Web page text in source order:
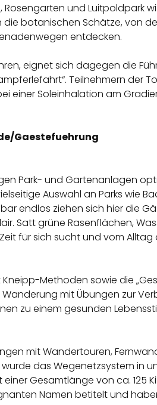
und Luitpoldpark
die botanischen Schätze, von
entdecken.
eignet sich dagegen die
Teilnehmern der
einer Soleinhalation am
Gaestefuehrung
Park- und Gartenanlagen
Auswahl an Parks wie
endlos ziehen sich hier die
Satt grüne Rasenflächen,
für sich sucht und vom
Methoden sowie die
mit Übungen zur
zu einem gesunden
mit Wandertouren,
das Wegenetzsystem in
Gesamtlänge von ca. 125
Namen betitelt und